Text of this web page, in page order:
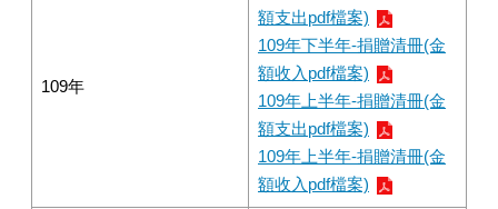
109年
額支出pdf檔案)
109年下半年-捐贈清冊(金
額收入pdf檔案)
109年上半年-捐贈清冊(金
額支出pdf檔案)
109年上半年-捐贈清冊(金
額收入pdf檔案)